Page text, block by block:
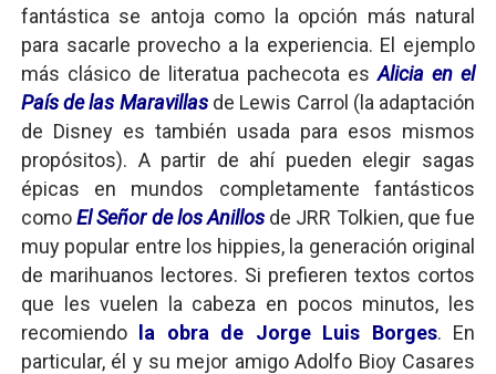
fantástica se antoja como la opción más natural
para sacarle provecho a la experiencia. El ejemplo
más clásico de literatua pachecota esAlicia en el
País de las Maravillasde Lewis Carrol (la adaptación
de Disney es también usada para esos mismos
propósitos). A partir de ahí pueden elegir sagas
épicas en mundos completamente fantásticos
comoEl Señor de los Anillos de JRR Tolkien, que fue
muy popular entre los hippies, la generación original
de marihuanos lectores. Si prefieren textos cortos
que les vuelen la cabeza en pocos minutos, les
recomiendo
la obra de Jorge Luis Borges. En
particular, él y su mejor amigo Adolfo Bioy Casares